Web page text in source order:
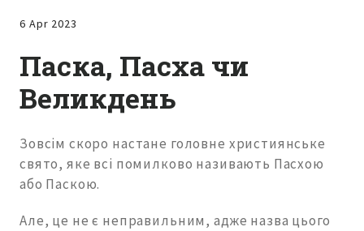
6 Apr 2023
Паска, Пасха чи
Великдень
Зовсім скоро настане головне християнське
свято, яке всі помилково називають Пасхою
або Паскою.
Але, це не є неправильним, адже назва цього